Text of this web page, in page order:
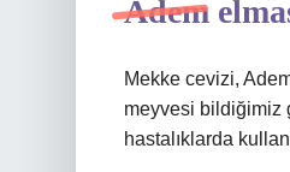
Adem
Mekke cevizi,
meyvesi bildiğimiz
hastalıklarda